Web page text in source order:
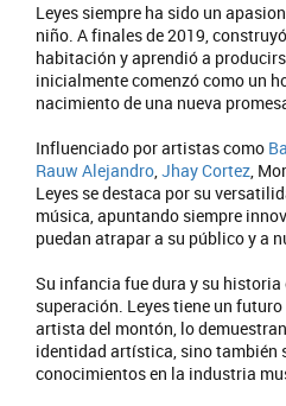
Leyes siempre ha sido un
niño. A finales de 2019,
habitación y aprendió a
inicialmente comenzó como un
nacimiento de una nueva
Influenciado por artistas como
Rauw Alejandro,Jhay Cortez,
Leyes se destaca por su
música, apuntando siempre
puedan atrapar a su público y a
Su infancia fue dura y su
superación. Leyes tiene un
artista del montón, lo
identidad artística, sino también
conocimientos en la industria